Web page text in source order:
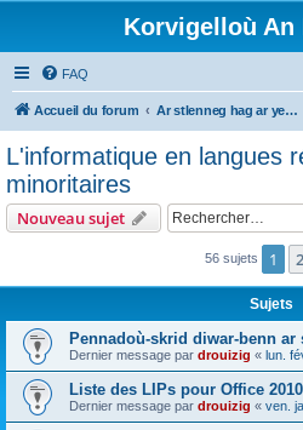
Korvigelloù An
FAQ
Accueil du forum Ar stlenneg hag ar yezhoù bihan er bed a-bezh
L'informatique en langues
minoritaires
Nouveau sujet
56 sujets 1 2
Sujets
Pennadoù-skrid diwar-benn ar
Dernier message par drouizig « lun.
Liste des LIPs pour Office 2010
Dernier message par drouizig « ven.